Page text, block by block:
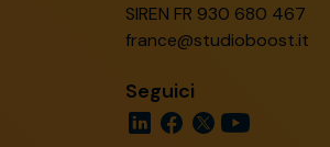
SIREN FR 930 680 467
france@studioboost.it
Seguici